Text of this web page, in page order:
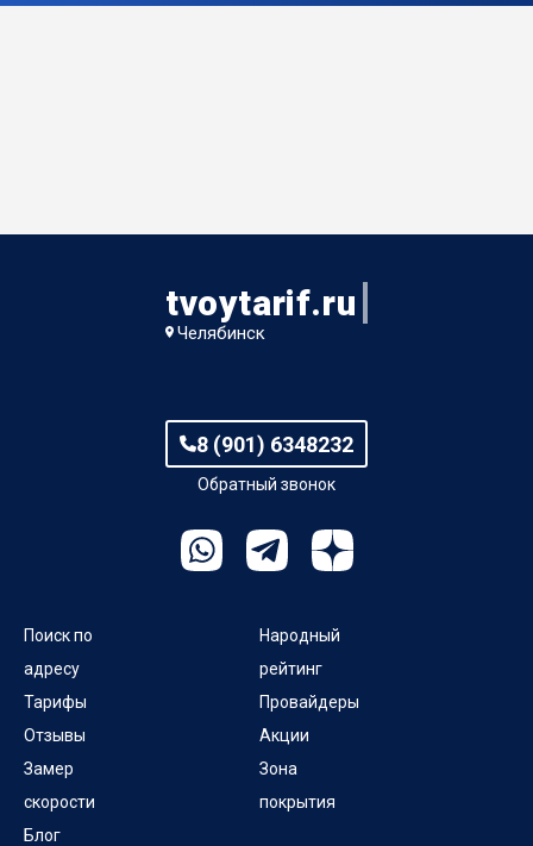
tvoytarif.ru
Челябинск
8 (901) 6348232
Обратный звонок
Поиск по
адресу
Тарифы
Отзывы
Замер
скорости
Блог
Народный
рейтинг
Провайдеры
Акции
Зона
покрытия